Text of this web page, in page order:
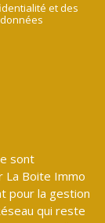
et des
sont
La Boite Immo
pour la gestion
qui reste